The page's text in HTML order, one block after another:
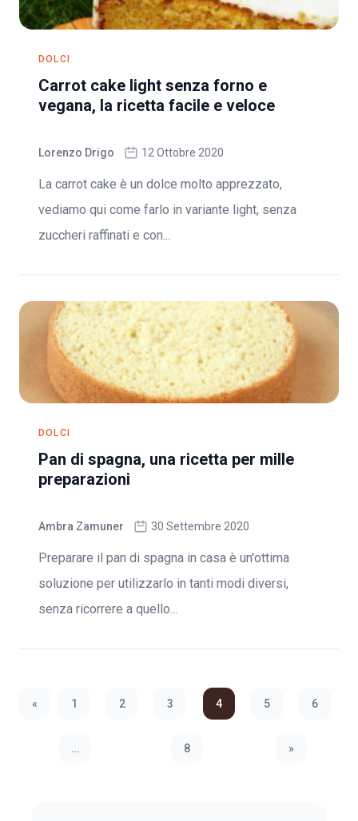
DOLCI
Carrot cake light senza forno e
vegana, la ricetta facile e veloce
Lorenzo Drigo 12 Ottobre 2020
La carrot cake è un dolce molto apprezzato,
vediamo qui come farlo in variante light, senza
zuccheri raffinati e con...
DOLCI
Pan di spagna, una ricetta per mille
preparazioni
Ambra Zamuner 30 Settembre 2020
Preparare il pan di spagna in casa è un'ottima
soluzione per utilizzarlo in tanti modi diversi,
senza ricorrere a quello...
«
Previous Page
1 2 3 4 5 6
… 8
Next Page
»